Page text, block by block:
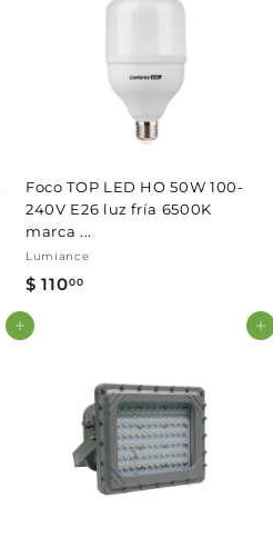
Foco TOP LED HO 50W 100-
240V E26 luz fría 6500K
marca ...
Lumiance
$ 11000
0
0
Agregar al carrito Agregar al carrito